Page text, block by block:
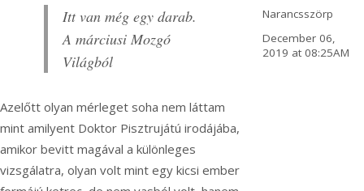
Itt van még egy darab.
A márciusi Mozgó
Világból
Azelőtt olyan mérleget soha nem láttam
mint amilyent Doktor Pisztrujátú irodájába,
amikor bevitt magával a különleges
vizsgálatra, olyan volt mint egy kicsi ember
Narancsszörp
December 06,
2019 at 08:25AM